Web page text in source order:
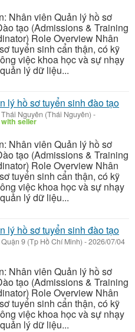
Nhân viên Quản lý hồ sơ
tạo (Admissions & Training
Role Overview Nhân
tuyển sinh cẩn thận, có kỹ
việc khoa học và sự nhạy
lý dữ liệu...
lý hồ sơ tuyển sinh đào tạo
Thái Nguyên (Thái Nguyên) -
seller
Nhân viên Quản lý hồ sơ
tạo (Admissions & Training
Role Overview Nhân
tuyển sinh cẩn thận, có kỹ
việc khoa học và sự nhạy
lý dữ liệu...
lý hồ sơ tuyển sinh đào tạo
Quận 9 (Tp Hồ Chí Minh) -2026/07/04
Nhân viên Quản lý hồ sơ
tạo (Admissions & Training
Role Overview Nhân
tuyển sinh cẩn thận, có kỹ
việc khoa học và sự nhạy
lý dữ liệu...